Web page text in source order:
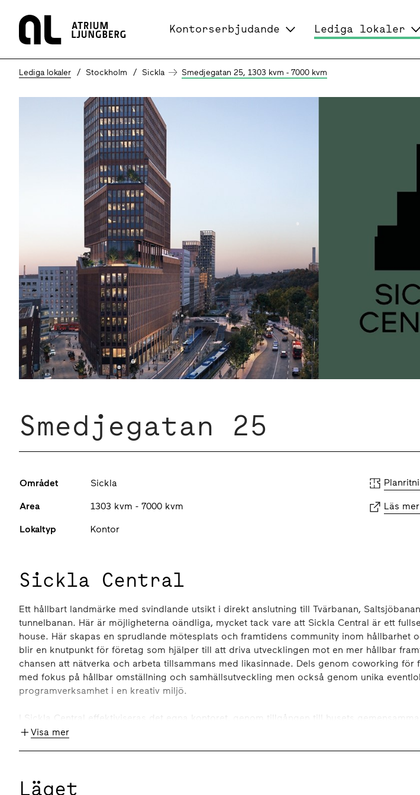
Hem
Kontorserbjudande Lediga lokaler
Lediga lokaler Stockholm Sickla Smedjegatan 25, 1303 kvm - 7000 kvm
Smedjegatan 25
Området Sickla
Area 1303 kvm - 7000 kvm
Lokaltyp Kontor
Läs
Sickla Central
Ett hållbart landmärke med svindlande utsikt i direkt anslutning till Tvärbanan,
tunnelbanan. Här är möjligheterna oändliga, mycket tack vare att Sickla Central är ett
house. Här skapas en sprudlande mötesplats och framtidens community inom hållbarhet
blir en knutpunkt för företag som hjälper till att driva utvecklingen mot en mer hållbar
chansen att nätverka och arbeta tillsammans med likasinnade. Dels genom coworking för
med fokus på hållbar omställning och samhällsutveckling men också genom unika
programverksamhet i en kreativ miljö.
I Sickla Central effektiviseras det egna kontoret, genom tillgången till husets gemensamma
funktioner. I entrén välkomnas du av A house café och work lounge. Vidare upp i huset
Sickla Central går i bräschen för hållbara byggnader med den högsta BREEAM-
Visa mer
Läget